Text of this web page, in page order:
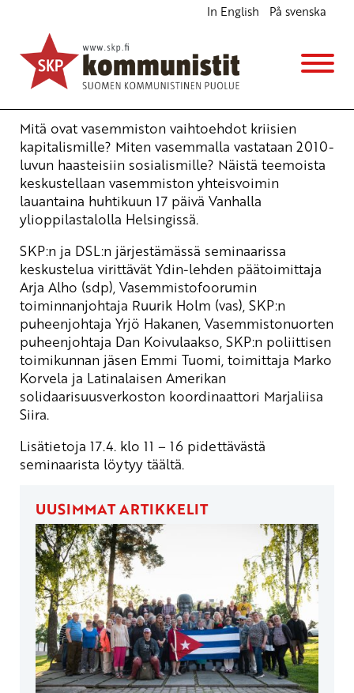
In English På svenska
Vasemmisto ja sosialismi 2010-luvulla
Ajankohtaista
18.4.2010 - 15:58
Mitä ovat vasemmiston vaihtoehdot kriisien
kapitalismille? Miten vasemmalla vastataan 2010-
luvun haasteisiin sosialismille? Näistä teemoista
keskustellaan vasemmiston yhteisvoimin
lauantaina huhtikuun 17 päivä Vanhalla
ylioppilastalolla Helsingissä.
SKP:n ja DSL:n järjestämässä seminaarissa
keskustelua virittävät Ydin-lehden päätoimittaja
Arja Alho (sdp), Vasemmistofoorumin
toiminnanjohtaja Ruurik Holm (vas), SKP:n
puheenjohtaja Yrjö Hakanen, Vasemmistonuorten
puheenjohtaja Dan Koivulaakso, SKP:n poliittisen
toimikunnan jäsen Emmi Tuomi, toimittaja Marko
Korvela ja Latinalaisen Amerikan
solidaarisuusverkoston koordinaattori Marjaliisa
Siira.
Lisätietoja 17.4. klo 11 – 16 pidettävästä
seminaarista löytyy täältä.
UUSIMMAT ARTIKKELIT